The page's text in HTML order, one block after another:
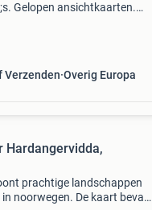
Gelopen ansichtkaarten.
Verzenden Overig Europa
Hardangervidda,
prachtige landschappen
noorwegen. De kaart bevat